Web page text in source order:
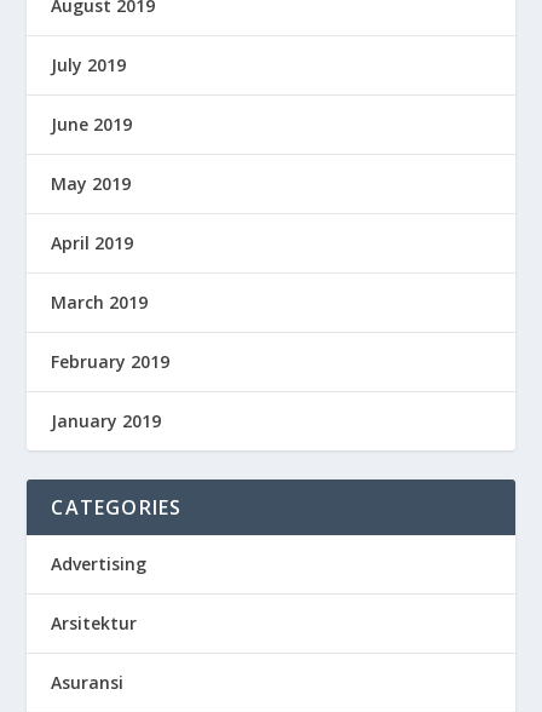
August 2019
July 2019
June 2019
May 2019
April 2019
March 2019
February 2019
January 2019
CATEGORIES
Advertising
Arsitektur
Asuransi